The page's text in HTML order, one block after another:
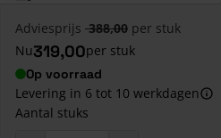
Adviesprijs 388,00 per stuk
Nu319,00per stuk
Op voorraad
Levering in 6 tot 10 werkdagen
Aantal stuks